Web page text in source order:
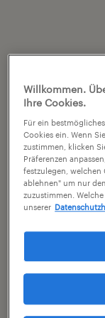
Willkommen.
Ihre Cookies.
Für ein
Cookies ein. Wenn
zustimmen, klicken
Präferenzen
festzulegen, welchen
ablehnen" um nur
zuzustimmen.
unserer